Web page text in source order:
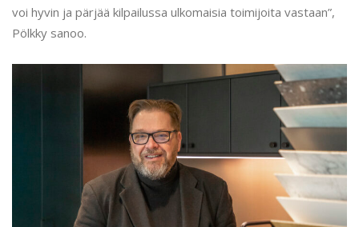
voi hyvin ja pärjää kilpailussa ulkomaisia toimijoita vastaan”,
Pölkky sanoo.